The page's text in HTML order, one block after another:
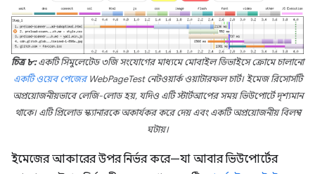
চিত্র ৮:একটি সিমুলেটেড ৩জি সংযোগের মাধ্যমে মোবাইল ডিভাইসে ক্রোমে চালানো
একটি ওয়েব পেজেরWebPageTest নেটওয়ার্ক ওয়াটারফল চার্ট। ইমেজ রিসোর্সটি
অপ্রয়োজনীয়ভাবে লেজি-লোড হয়, যদিও এটি স্টার্টআপের সময় ভিউপোর্টে দৃশ্যমান
থাকে। এটি প্রিলোড স্ক্যানারকে অকার্যকর করে দেয় এবং একটি অপ্রয়োজনীয় বিলম্ব
ঘটায়।
ইমেজের আকারের উপর নির্ভর করে—যা আবার ভিউপোর্টের